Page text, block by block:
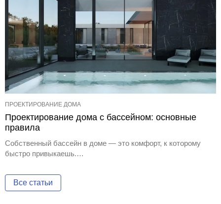
ПРОЕКТИРОВАНИЕ ДОМА
Проектирование дома с бассейном: основные
правила
Собственный бассейн в доме — это комфорт, к которому
быстро привыкаешь.…
Все статьи